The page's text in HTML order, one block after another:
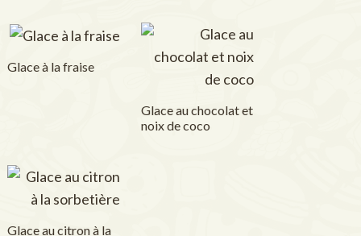
Glace à la fraise
Glace au chocolat et
noix de coco
Glace au citron à la